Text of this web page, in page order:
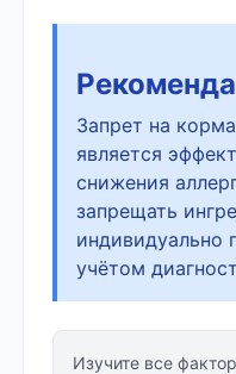
Запрет на
является
снижения
запрещать
индивидуально
учётом
Изучите все